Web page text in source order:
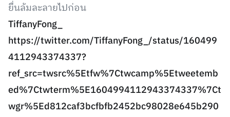
ยื่นล้มละลายไปก่อน
TiffanyFong_
https://twitter.com/TiffanyFong_/status/160499
4112943374337?
ref_src=twsrc%5Etfw%7Ctwcamp%5Etweetemb
ed%7Ctwterm%5E1604994112943374337%7Ct
wgr%5Ed812caf3bcfbfb2452bc98028e645b290